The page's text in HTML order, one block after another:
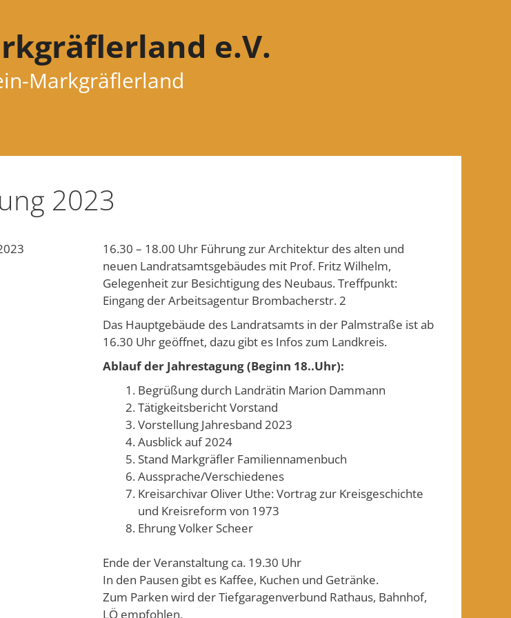
e.V.
Markgräflerland
2023
16.30 – 18.00 Uhr Führung zur Architektur des alten und
neuen Landratsamtsgebäudes mit Prof. Fritz Wilhelm,
Gelegenheit zur Besichtigung des Neubaus. Treffpunkt:
Eingang der Arbeitsagentur Brombacherstr. 2
Das Hauptgebäude des Landratsamts in der Palmstraße ist ab
16.30 Uhr geöffnet, dazu gibt es Infos zum Landkreis.
Ablauf der Jahrestagung (Beginn 18..Uhr):
Begrüßung durch Landrätin Marion Dammann
Tätigkeitsbericht Vorstand
Vorstellung Jahresband 2023
Ausblick auf 2024
Stand Markgräfler Familiennamenbuch
Aussprache/Verschiedenes
Kreisarchivar Oliver Uthe: Vortrag zur Kreisgeschichte
und Kreisreform von 1973
Ehrung Volker Scheer
Ende der Veranstaltung ca. 19.30 Uhr
In den Pausen gibt es Kaffee, Kuchen und Getränke.
Zum Parken wird der Tiefgaragenverbund Rathaus, Bahnhof,
LÖ empfohlen.